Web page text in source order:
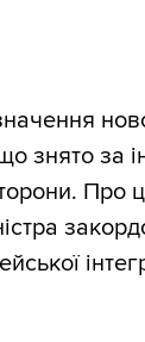
знято за
Про